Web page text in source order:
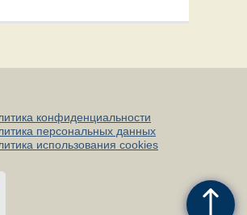
конфиденциальности
персональных данных
использования cookies